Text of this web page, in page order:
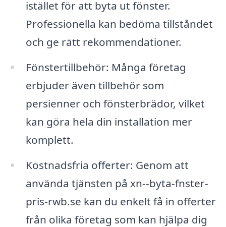
istället för att byta ut fönster.
Professionella kan bedöma tillståndet
och ge rätt rekommendationer.
Fönstertillbehör: Många företag
erbjuder även tillbehör som
persienner och fönsterbrädor, vilket
kan göra hela din installation mer
komplett.
Kostnadsfria offerter: Genom att
använda tjänsten på xn--byta-fnster-
pris-rwb.se kan du enkelt få in offerter
från olika företag som kan hjälpa dig